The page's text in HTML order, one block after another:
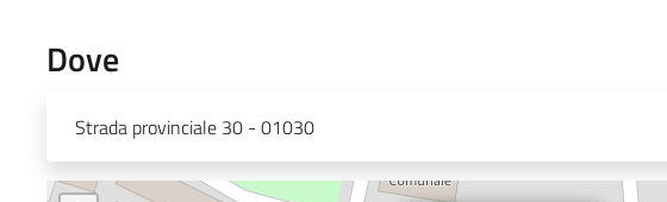
Dove
Strada provinciale 30 - 01030